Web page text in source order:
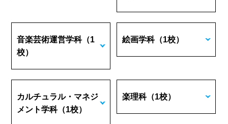
音楽芸術運営学科（1
校）
絵画学科（1校）
カルチュラル・マネジ
メント学科（1校）
楽理科（1校）